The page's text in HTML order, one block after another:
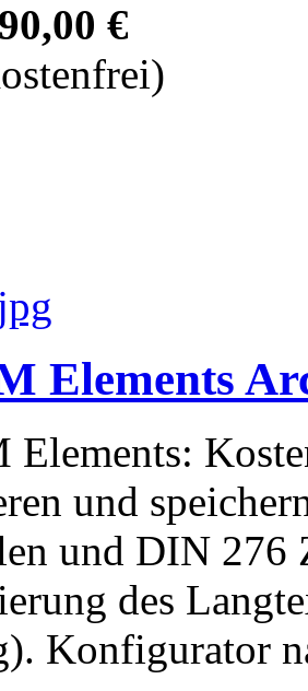
€
Elements
und
und DIN
des
Konfigurator